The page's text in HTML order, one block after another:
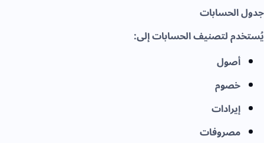
جدول الحسابات
يُستخدم لتصنيف الحسابات إلى:
أصول
خصوم
إيرادات
مصروفات